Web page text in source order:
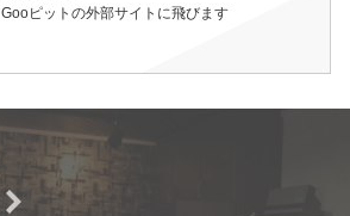
Gooピットの外部サイトに飛びます